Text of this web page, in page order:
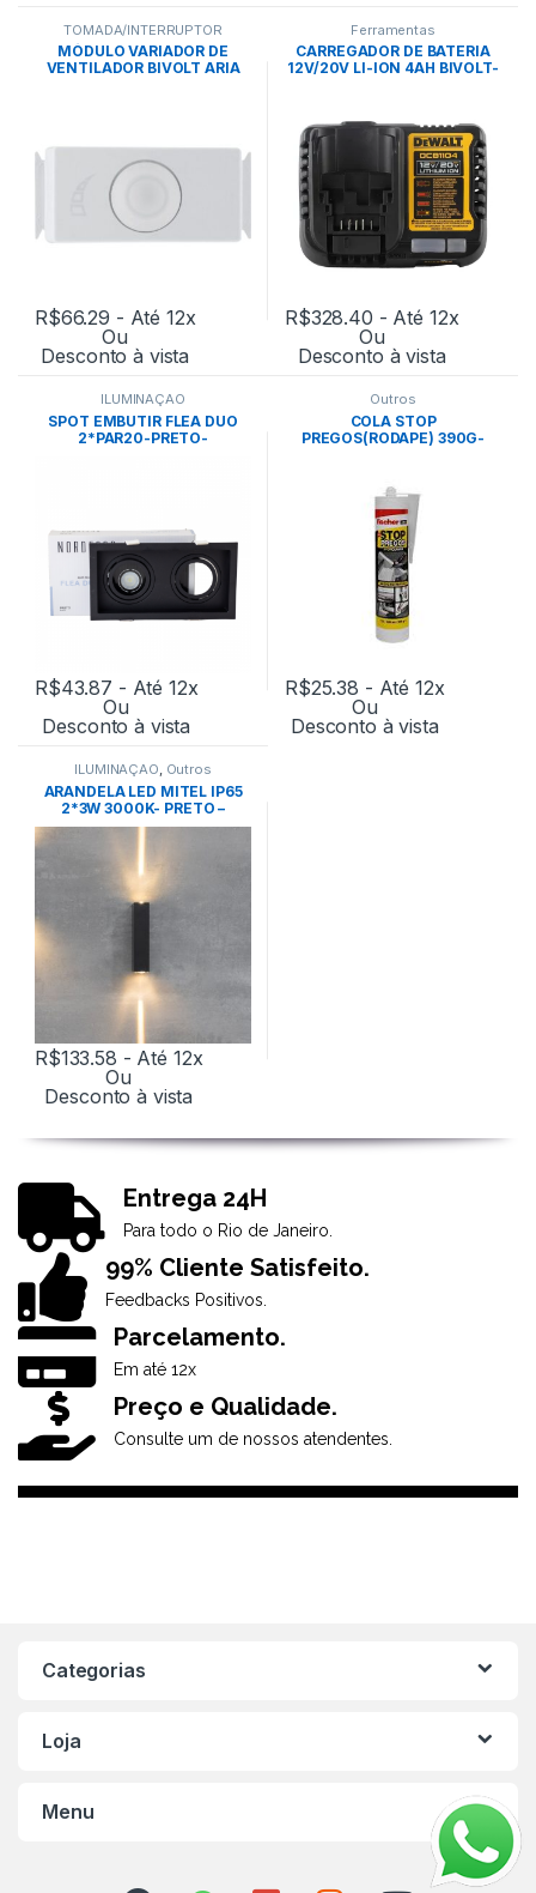
TOMADA/INTERRUPTOR
MÓDULO VARIADOR DE
VENTILADOR BIVOLT ARIA
R$66.29 - Até 12x
Ou
Desconto à vista
Ferramentas
CARREGADOR DE BATERIA
12V/20V LI-ION 4AH BIVOLT-
R$328.40 - Até 12x
Ou
Desconto à vista
ILUMINAÇÃO
SPOT EMBUTIR FLEA DUO
2*PAR20-PRETO-
R$43.87 - Até 12x
Ou
Desconto à vista
Outros
COLA STOP
PREGOS(RODAPE) 390G-
R$25.38 - Até 12x
Ou
Desconto à vista
ILUMINAÇÃO, Outros
ARANDELA LED MITEL IP65
2*3W 3000K- PRETO –
NORDECOR
R$133.58 - Até 12x
Ou
Desconto à vista
Entrega 24H
Para todo o Rio de Janeiro.
99% Cliente Satisfeito.
Feedbacks Positivos.
Parcelamento.
Em até 12x
Preço e Qualidade.
Consulte um de nossos atendentes.
Categorias
Loja
Menu